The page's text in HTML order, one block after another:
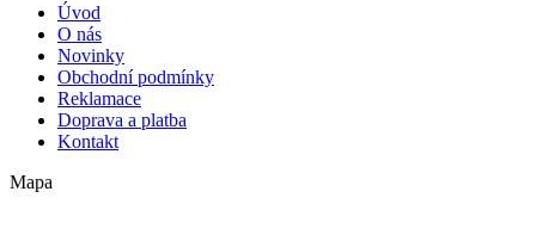
Úvod
O nás
Novinky
Obchodní podmínky
Reklamace
Doprava a platba
Kontakt
Mapa